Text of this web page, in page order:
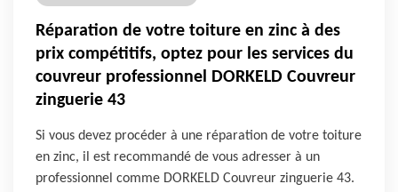
Réparation de votre toiture en zinc à des
prix compétitifs, optez pour les services du
couvreur professionnel DORKELD Couvreur
zinguerie 43
Si vous devez procéder à une réparation de votre toiture
en zinc, il est recommandé de vous adresser à un
professionnel comme DORKELD Couvreur zinguerie 43.